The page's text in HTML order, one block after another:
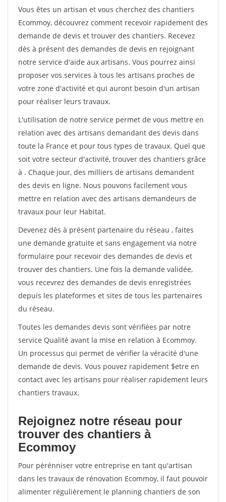
Vous êtes un artisan et vous cherchez des chantiers
Ecommoy, découvrez comment recevoir rapidement des
demande de devis et trouver des chantiers. Recevez
dès à présent des demandes de devis en rejoignant
notre service d'aide aux artisans. Vous pourrez ainsi
proposer vos services à tous les artisans proches de
votre zone d'activité et qui auront besoin d'un artisan
pour réaliser leurs travaux.
L'utilisation de notre service permet de vous mettre en
relation avec des artisans demandant des devis dans
toute la France et pour tous types de travaux. Quel que
soit votre secteur d'activité, trouver des chantiers grâce
à . Chaque jour, des milliers de artisans demandent
des devis en ligne. Nous pouvons facilement vous
mettre en relation avec des artisans demandeurs de
travaux pour leur Habitat.
Devenez dès à présent partenaire du réseau , faites
une demande gratuite et sans engagement via notre
formulaire pour recevoir des demandes de devis et
trouver des chantiers. Une fois la demande validée,
vous recevrez des demandes de devis enregistrées
depuis les plateformes et sites de tous les partenaires
du réseau.
Toutes les demandes devis sont vérifiées par notre
service Qualité avant la mise en relation à Ecommoy.
Un processus qui permet de vérifier la véracité d'une
demande de devis. Vous pouvez rapidement $etre en
contact avec les artisans pour réaliser rapidement leurs
chantiers travaux.
Rejoignez notre réseau pour
trouver des chantiers à
Ecommoy
Pour pérénniser votre entreprise en tant qu'artisan
dans les travaux de rénovation Ecommoy, il faut pouvoir
alimenter régulièrement le planning chantiers de son